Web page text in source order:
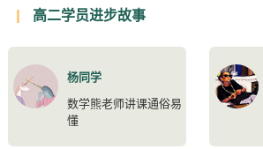
高二学员进步故事
杨同学
数学熊老师讲课通俗易
懂